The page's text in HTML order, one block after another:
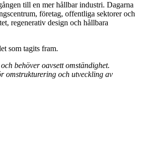
till en mer hållbar industri. Dagarna
företag, offentliga sektorer och
regenerativ design och hållbara
som tagits fram.
behöver oavsett omständighet.
omstrukturering och utveckling av